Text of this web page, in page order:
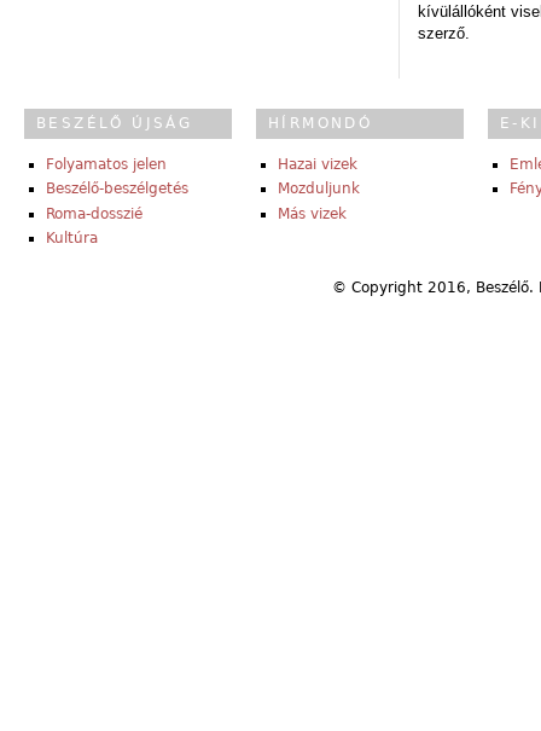
kívülállóként
szerző.
BESZÉLŐ ÚJSÁG
Folyamatos jelen
Beszélő-beszélgetés
Roma-dosszié
Kultúra
HÍRMONDÓ
Hazai vizek
Mozduljunk
Más vizek
E-
© Copyright 2016,